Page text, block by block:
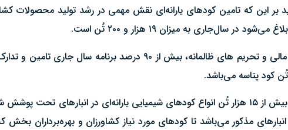
بر این که تامین کودهای یارانه‌ای نقش مهمی در رشد تولید محصولات
به میزان ۱۹ هزار و ۲۰۰ تُن است.
مدیر شرکت خدمات حمایتی کشاورزی قم گفت: در حال حاضر بیش از ۱۵ هزار تُن انواع کودهای شیمیایی
و ۲۰۰ تُن در حال حمل به انبارهای مذکور می‌باشد تا کودهای مورد نیاز کشاورزان و